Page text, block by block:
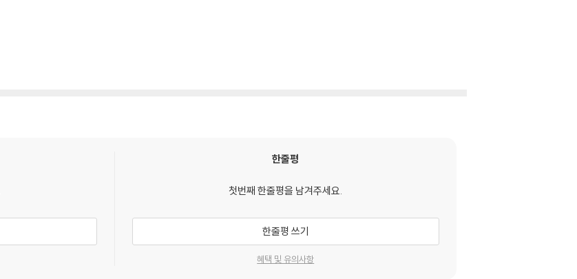
한줄평
첫번째 한줄평을 남겨주세요.
한줄평 쓰기
혜택 및 유의사항